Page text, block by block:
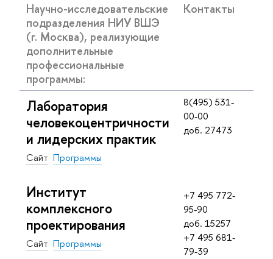
Научно-исследовательские
подразделения НИУ ВШЭ
(г. Москва), реализующие
дополнительные
профессиональные
программы:
Контакты
Лаборатория
человекоцентричности
и лидерских практик
Сайт Программы
8(495) 531-
00-00
доб. 27473
Институт
комплексного
проектирования
Сайт Программы
+7 495 772-
95-90
доб. 15257
+7 495 681-
79-39